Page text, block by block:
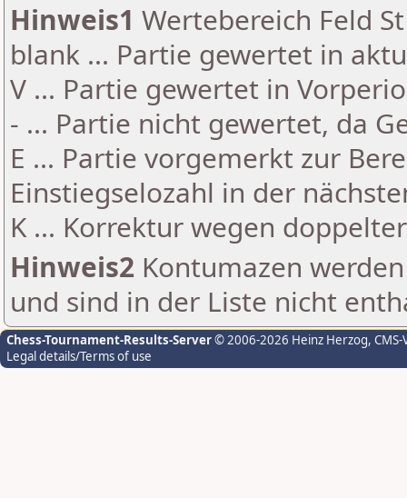
Hinweis1 Wertebereich Feld
blank ... Partie gewertet in
V ... Partie gewertet in
- ... Partie nicht gewertet, da
E ... Partie vorgemerkt zur
Einstiegselozahl in der
K ... Korrektur wegen
Hinweis2 Kontumazen
und sind in der Liste nicht
Chess-Tournament-Results-Server© 2006-2026 Heinz Herzog,
Legal details/Terms of use